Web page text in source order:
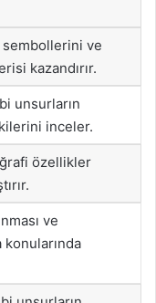
sembollerini ve
kazandırır.
unsurların
inceler.
özellikler
ve